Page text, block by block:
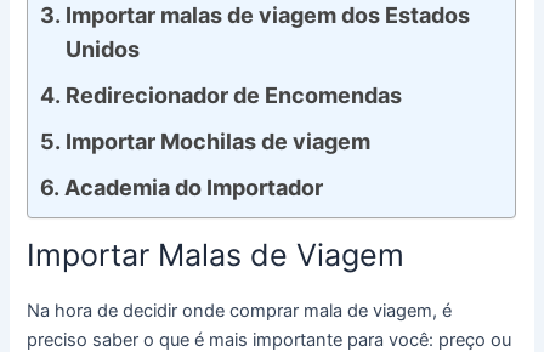
Importar malas de viagem dos Estados
Unidos
Redirecionador de Encomendas
Importar Mochilas de viagem
Academia do Importador
Importar Malas de Viagem
Na hora de decidir onde comprar mala de viagem, é
preciso saber o que é mais importante para você: preço ou